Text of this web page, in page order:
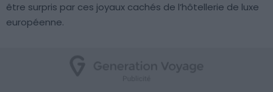
être surpris par ces joyaux cachés de l’hôtellerie de luxe
européenne.